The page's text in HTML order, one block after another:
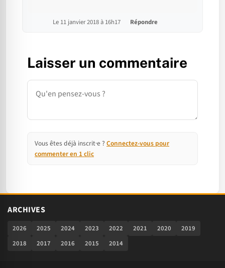
Le 11 janvier 2018 à 16h17 Répondre
Laisser un commentaire
Commentaire
Vous êtes déjà inscrit·e ? Connectez-vous pour
commenter en 1 clic
ARCHIVES
2026 2025 2024 2023 2022 2021 2020
2019
2018
2017 2016 2015 2014